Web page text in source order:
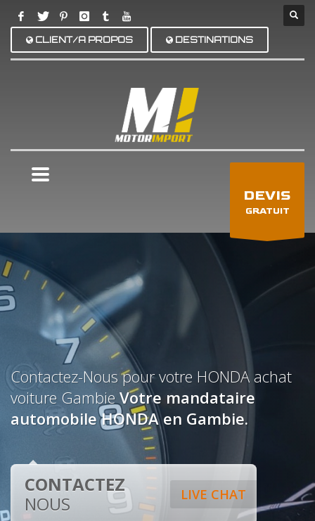
CLIENT/A PROPOS DESTINATIONS
DEVIS
GRATUIT
Contactez-Nous pour votre HONDA achat
voiture GambieVotre mandataire
automobile HONDA en Gambie.
LIVE CHAT
CONTACTEZ
NOUS